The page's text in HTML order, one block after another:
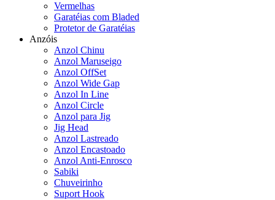
Vermelhas
Garatéias com Bladed
Protetor de Garatéias
Anzóis
Anzol Chinu
Anzol Maruseigo
Anzol OffSet
Anzol Wide Gap
Anzol In Line
Anzol Circle
Anzol para Jig
Jig Head
Anzol Lastreado
Anzol Encastoado
Anzol Anti-Enrosco
Sabiki
Chuveirinho
Suport Hook